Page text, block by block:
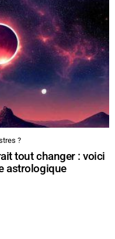
?
tout changer : voici
astrologique